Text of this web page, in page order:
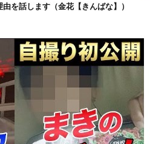
を話します（金花【きんばな】）